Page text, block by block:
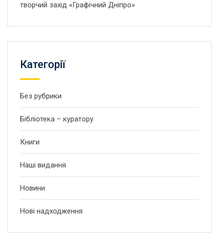
творчий захід «Графічний Дніпро»
Категорії
Без рубрики
Бібліотека – куратору
Книги
Наші видання
Новини
Нові надходження